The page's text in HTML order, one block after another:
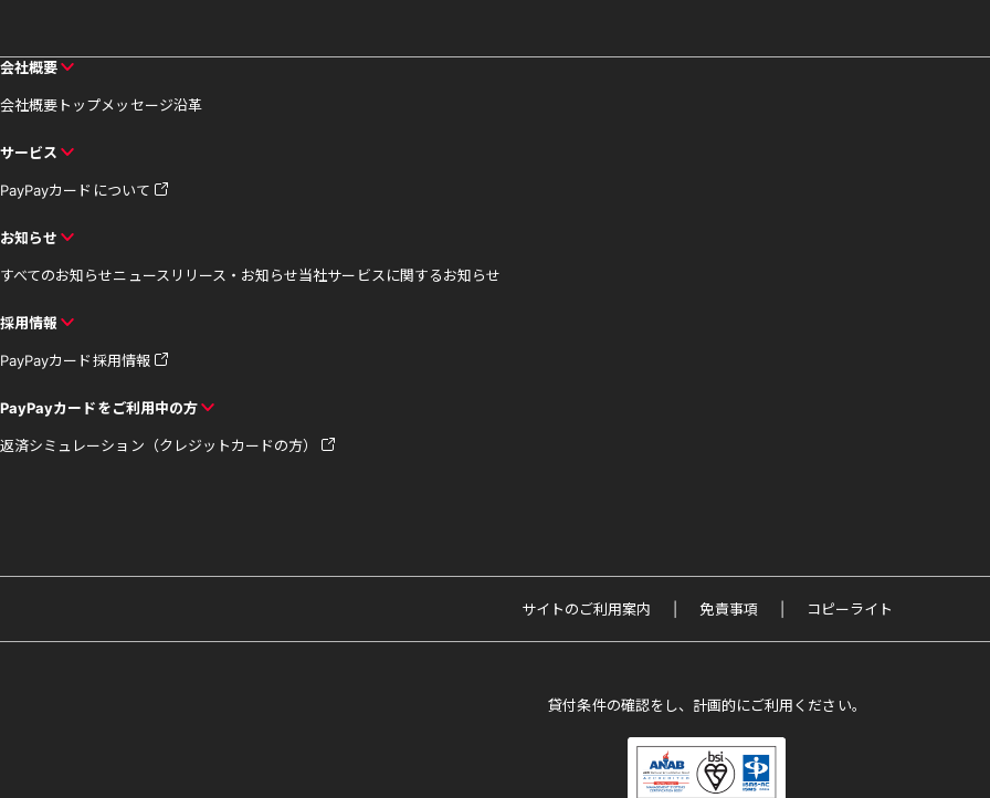
会社概要
会社概要 トップメッセージ沿革
サービス
PayPayカードについて
お知らせ
すべてのお知らせニュースリリース・お知らせ当社サービスに関するお知らせ
採用情報
PayPayカード採用情報
PayPayカードをご利用中の方
返済シミュレーション（クレジットカードの方）
サイトのご利用案内 免責事項 コピーライト
貸付条件の確認をし、計画的にご利用ください。